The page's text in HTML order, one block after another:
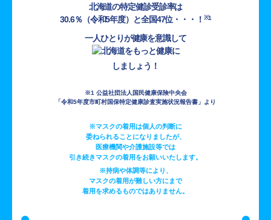
北海道の特定健診受診率は
30.6％（令和5年度）と全国47位・・・！ ※1
一人ひとりが健康を意識して
しましょう！
※1 公益社団法人国民健康保険中央会
「令和5年度市町村国保特定健康診査実施状況報告書」より
※マスクの着用は個人の判断に
委ねられることになりましたが、
医療機関や介護施設等では
引き続きマスクの着用をお願いいたします。
※持病や体調等により、
マスクの着用が難しい方にまで
着用を求めるものではありません。